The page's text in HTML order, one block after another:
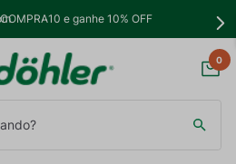
e ganhe 10% OFF
0